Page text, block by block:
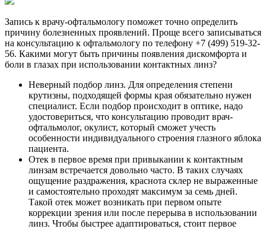
Запись к врачу-офтальмологу​ поможет точно определить
причину болезненных проявлений. Проще всего записываться
на консультацию к офтальмологу по телефону +7 (499) 519-32-
56. Какими могут быть причины появления дискомфорта и
боли в глазах при использовании контактных линз?
Неверный подбор линз. Для определения степени
крутизны, подходящей формы края обязательно нужен
специалист. Если подбор происходит в оптике, надо
удостовериться, что консультацию проводит врач-
офтальмолог, окулист, который сможет учесть
особенности индивидуального строения глазного яблока
пациента.
Отек в первое время при привыкании к контактным
линзам встречается довольно часто. В таких случаях
ощущение раздражения, краснота склер не выраженные
и самостоятельно проходят максимум за семь дней.
Такой отек может возникать при первом опыте
коррекции зрения или после перерыва в использовании
линз. Чтобы быстрее адаптироваться, стоит первое